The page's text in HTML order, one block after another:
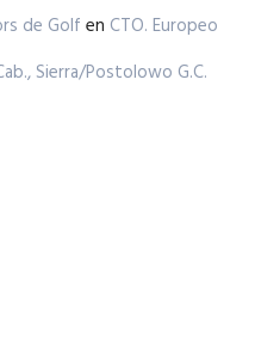
de Golf en CTO. Europeo
Sierra/Postolowo G.C.